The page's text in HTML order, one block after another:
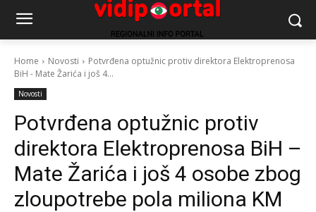
Home Novosti
Potvrđena optužnic protiv direktora Elektroprenosa
BiH - Mate Žarića i još 4...
Novosti
Potvrđena optužnic protiv
direktora Elektroprenosa BiH –
Mate Žarića i još 4 osobe zbog
zloupotrebe pola miliona KM